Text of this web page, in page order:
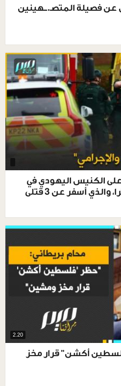
فصيلة المتصـ.ــهينين
الكنيس اليهودي في
مانشستر، شمالي إنجلترا، والذي أسفر عن 3 قتلى
2.20
أكشن" قرار مخز